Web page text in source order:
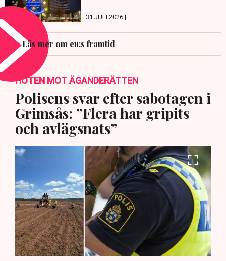
31 JULI 2026 |
Läs mer om eu:s framtid
HOTEN MOT ÄGANDERÄTTEN
Polisens svar efter sabotagen i
Grimsås: ”Flera har gripits
och avlägsnats”